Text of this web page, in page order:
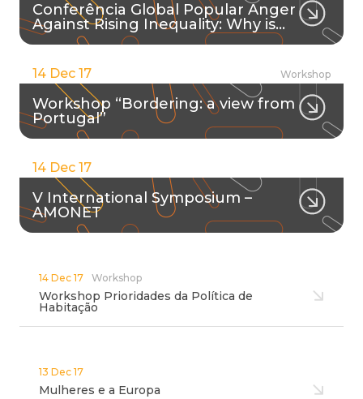
Conferência Global Popular Anger
Against Rising Inequality: Why is…
14 Dec 17 Workshop
Workshop “Bordering: a view from
Portugal”
14 Dec 17
V International Symposium –
AMONET
14 Dec 17 Workshop
Workshop Prioridades da Política de
Habitação
13 Dec 17
Mulheres e a Europa